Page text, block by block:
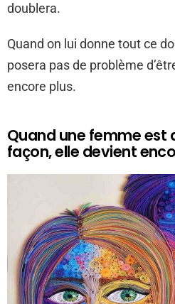
doublera.
Quand on lui donne tout ce
posera pas de problème
encore plus.
Quand une femme est
façon, elle devient